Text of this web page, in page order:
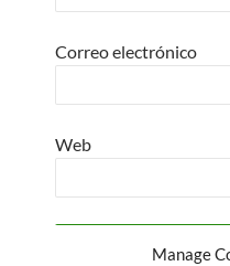
Manage
Correo electrónico
Web